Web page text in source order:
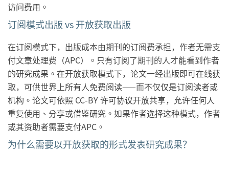
访问费用。
订阅模式出版 vs 开放获取出版
在订阅模式下，出版成本由期刊的订阅费承担，作者无需支
付文章处理费（APC）。只有订阅了期刊的人才能看到作者
的研究成果。在开放获取模式下，论文一经出版即可在线获
取，可供世界上所有人免费阅读——而不仅仅是订阅读者或
机构。论文可依照 CC-BY 许可协议开放共享，允许任何人
重复使用、分享或借鉴研究。如果作者选择这种模式，作者
或其资助者需要支付APC。
为什么需要以开放获取的形式发表研究成果？